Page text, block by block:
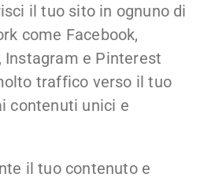
il tuo sito in ognuno di
come Facebook,
Instagram e Pinterest
traffico verso il tuo
contenuti unici e
il tuo contenuto e